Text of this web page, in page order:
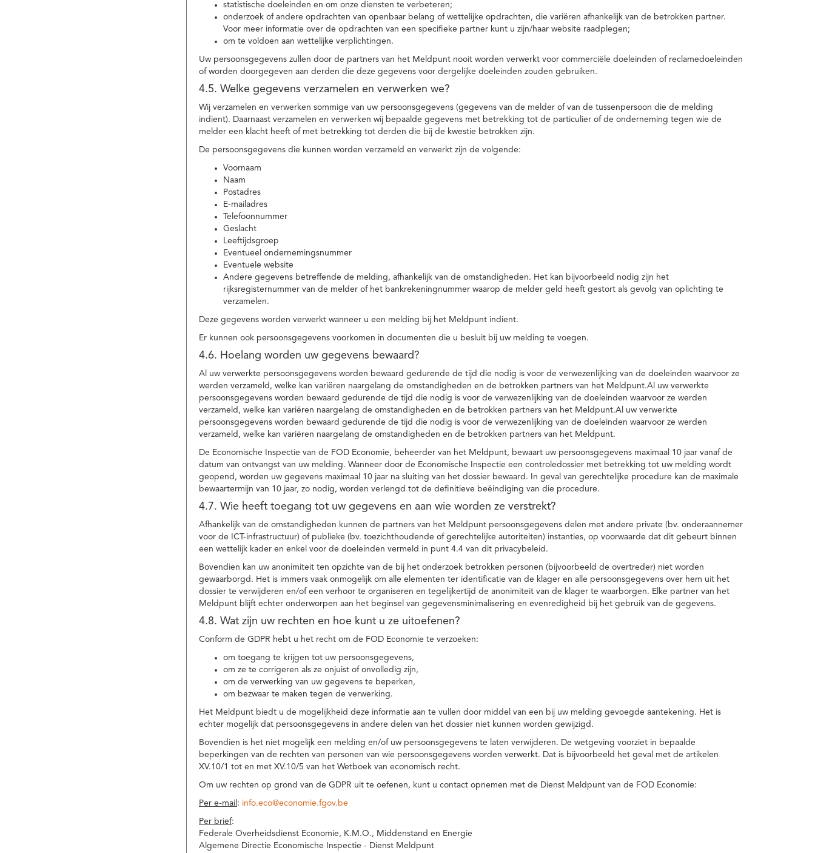
statistische doeleinden en om onze diensten te verbeteren;
onderzoek of andere opdrachten van openbaar belang of wettelijke opdrachten, die variëren afhankelijk van de betrokken partner.
Voor meer informatie over de opdrachten van een specifieke partner kunt u zijn/haar website raadplegen;
om te voldoen aan wettelijke verplichtingen.
Uw persoonsgegevens zullen door de partners van het Meldpunt nooit worden verwerkt voor commerciële doeleinden of reclamedoeleinden
of worden doorgegeven aan derden die deze gegevens voor dergelijke doeleinden zouden gebruiken.
4.5. Welke gegevens verzamelen en verwerken we?
Wij verzamelen en verwerken sommige van uw persoonsgegevens (gegevens van de melder of van de tussenpersoon die de melding
indient). Daarnaast verzamelen en verwerken wij bepaalde gegevens met betrekking tot de particulier of de onderneming tegen wie de
melder een klacht heeft of met betrekking tot derden die bij de kwestie betrokken zijn.
De persoonsgegevens die kunnen worden verzameld en verwerkt zijn de volgende:
Voornaam
Naam
Postadres
E-mailadres
Telefoonnummer
Geslacht
Leeftijdsgroep
Eventueel ondernemingsnummer
Eventuele website
Andere gegevens betreffende de melding, afhankelijk van de omstandigheden. Het kan bijvoorbeeld nodig zijn het
rijksregisternummer van de melder of het bankrekeningnummer waarop de melder geld heeft gestort als gevolg van oplichting te
verzamelen.
Deze gegevens worden verwerkt wanneer u een melding bij het Meldpunt indient.
Er kunnen ook persoonsgegevens voorkomen in documenten die u besluit bij uw melding te voegen.
4.6. Hoelang worden uw gegevens bewaard?
Al uw verwerkte persoonsgegevens worden bewaard gedurende de tijd die nodig is voor de verwezenlijking van de doeleinden waarvoor ze
werden verzameld, welke kan variëren naargelang de omstandigheden en de betrokken partners van het Meldpunt.Al uw verwerkte
persoonsgegevens worden bewaard gedurende de tijd die nodig is voor de verwezenlijking van de doeleinden waarvoor ze werden
verzameld, welke kan variëren naargelang de omstandigheden en de betrokken partners van het Meldpunt.Al uw verwerkte
persoonsgegevens worden bewaard gedurende de tijd die nodig is voor de verwezenlijking van de doeleinden waarvoor ze werden
verzameld, welke kan variëren naargelang de omstandigheden en de betrokken partners van het Meldpunt.
De Economische Inspectie van de FOD Economie, beheerder van het Meldpunt, bewaart uw persoonsgegevens maximaal 10 jaar vanaf de
datum van ontvangst van uw melding. Wanneer door de Economische Inspectie een controledossier met betrekking tot uw melding wordt
geopend, worden uw gegevens maximaal 10 jaar na sluiting van het dossier bewaard. In geval van gerechtelijke procedure kan de maximale
bewaartermijn van 10 jaar, zo nodig, worden verlengd tot de definitieve beëindiging van die procedure.
4.7. Wie heeft toegang tot uw gegevens en aan wie worden ze verstrekt?
Afhankelijk van de omstandigheden kunnen de partners van het Meldpunt persoonsgegevens delen met andere private (bv. onderaannemer
voor de ICT-infrastructuur) of publieke (bv. toezichthoudende of gerechtelijke autoriteiten) instanties, op voorwaarde dat dit gebeurt binnen
een wettelijk kader en enkel voor de doeleinden vermeld in punt 4.4 van dit privacybeleid.
Bovendien kan uw anonimiteit ten opzichte van de bij het onderzoek betrokken personen (bijvoorbeeld de overtreder) niet worden
gewaarborgd. Het is immers vaak onmogelijk om alle elementen ter identificatie van de klager en alle persoonsgegevens over hem uit het
dossier te verwijderen en/of een verhoor te organiseren en tegelijkertijd de anonimiteit van de klager te waarborgen. Elke partner van het
Meldpunt blijft echter onderworpen aan het beginsel van gegevensminimalisering en evenredigheid bij het gebruik van de gegevens.
4.8. Wat zijn uw rechten en hoe kunt u ze uitoefenen?
Conform de GDPR hebt u het recht om de FOD Economie te verzoeken:
om toegang te krijgen tot uw persoonsgegevens,
om ze te corrigeren als ze onjuist of onvolledig zijn,
om de verwerking van uw gegevens te beperken,
om bezwaar te maken tegen de verwerking.
Het Meldpunt biedt u de mogelijkheid deze informatie aan te vullen door middel van een bij uw melding gevoegde aantekening. Het is
echter mogelijk dat persoonsgegevens in andere delen van het dossier niet kunnen worden gewijzigd.
Bovendien is het niet mogelijk een melding en/of uw persoonsgegevens te laten verwijderen. De wetgeving voorziet in bepaalde
beperkingen van de rechten van personen van wie persoonsgegevens worden verwerkt. Dat is bijvoorbeeld het geval met de artikelen
XV.10/1 tot en met XV.10/5 van het Wetboek van economisch recht.
Om uw rechten op grond van de GDPR uit te oefenen, kunt u contact opnemen met de Dienst Meldpunt van de FOD Economie:
Per e-mail : info.eco@economie.fgov.be
Per brief:
Federale Overheidsdienst Economie, K.M.O., Middenstand en Energie
Algemene Directie Economische Inspectie - Dienst Meldpunt